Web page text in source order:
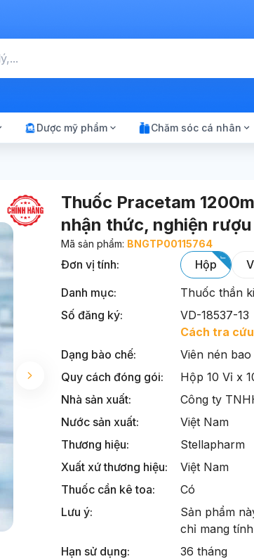
Dược mỹ phẩm Chăm sóc cá nhân
Thuốc Pracetam
nhận thức, nghiện
Mã sản phẩm: BNGTP00115764
Đơn vị tính: hộp
Danh mục:
Thuốc thần
Số đăng ký:
VD-18537-13
Cách tra
Dạng bào chế:
Viên nén bao
Quy cách đóng gói:
Hộp 10 Vỉ x
Nhà sản xuất:
Công ty
Nước sản xuất:
Việt Nam
Thương hiệu:
Stellapharm
Xuất xứ thương hiệu:
Việt Nam
Thuốc cần kê toa:
Có
Lưu ý:
Sản phẩm
chỉ mang
Hạn sử dụng:
36 tháng